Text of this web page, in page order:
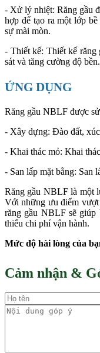
- Xử lý nhiệt: Răng gầu
hợp để tạo ra một lớp
sự mài mòn.
- Thiết kế: Thiết kế răng
sát và tăng cường độ bền.
ỨNG DỤNG
Răng gầu NBLF được
- Xây dựng: Đào đất,
- Khai thác mỏ: Khai
- San lấp mặt bằng: San
Răng gầu NBLF là một
Với những ưu điểm vượt
răng gầu NBLF sẽ giúp
thiểu chi phí vận hành.
Mức độ hài lòng của
Cảm nhận &